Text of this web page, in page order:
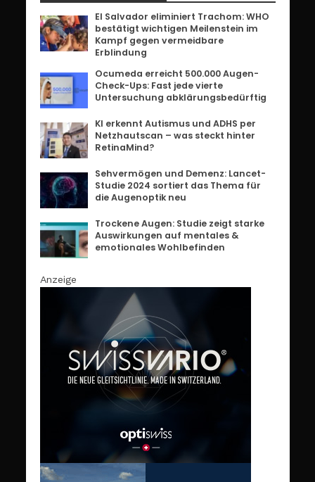
El Salvador eliminiert Trachom: WHO
bestätigt wichtigen Meilenstein im
Kampf gegen vermeidbare
Erblindung
Ocumeda erreicht 500.000 Augen-
Check-Ups: Fast jede vierte
Untersuchung abklärungsbedürftig
KI erkennt Autismus und ADHS per
Netzhautscan – was steckt hinter
RetinaMind?
Sehvermögen und Demenz: Lancet-
Studie 2024 sortiert das Thema für
die Augenoptik neu
Trockene Augen: Studie zeigt starke
Auswirkungen auf mentales &
emotionales Wohlbefinden
Anzeige